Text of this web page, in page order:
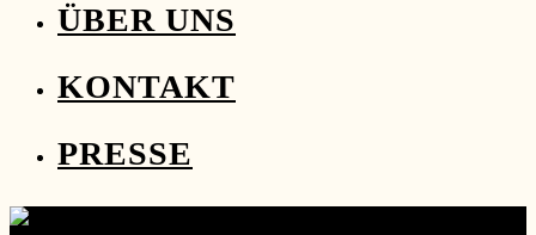
ÜBER UNS
KONTAKT
PRESSE